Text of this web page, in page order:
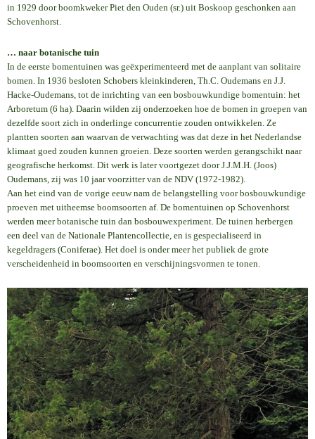
in 1929 door boomkweker Piet den Ouden (sr.) uit Boskoop geschonken aan
Schovenhorst.
… naar botanische tuin
In de eerste bomentuinen was geëxperimenteerd met de aanplant van solitaire
bomen. In 1936 besloten Schobers kleinkinderen, Th.C. Oudemans en J.J.
Hacke-Oudemans, tot de inrichting van een bosbouwkundige bomentuin: het
Arboretum (6 ha). Daarin wilden zij onderzoeken hoe de bomen in groepen van
dezelfde soort zich in onderlinge concurrentie zouden ontwikkelen. Ze
plantten soorten aan waarvan de verwachting was dat deze in het Nederlandse
klimaat goed zouden kunnen groeien. Deze soorten werden gerangschikt naar
geografische herkomst. Dit werk is later voortgezet door J.J.M.H. (Joos)
Oudemans, zij was 10 jaar voorzitter van de NDV (1972-1982).
Aan het eind van de vorige eeuw nam de belangstelling voor bosbouwkundige
proeven met uitheemse boomsoorten af. De bomentuinen op Schovenhorst
werden meer botanische tuin dan bosbouwexperiment. De tuinen herbergen
een deel van de Nationale Plantencollectie, en is gespecialiseerd in
kegeldragers (Coniferae). Het doel is onder meer het publiek de grote
verscheidenheid in boomsoorten en verschijningsvormen te tonen.